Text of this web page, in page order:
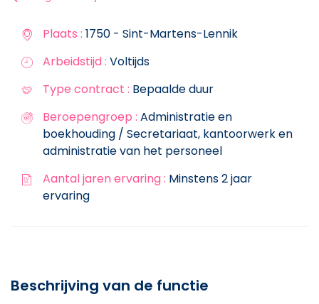
Plaats : 1750 - Sint-Martens-Lennik
Arbeidstijd : Voltijds
Type contract : Bepaalde duur
Beroepengroep : Administratie en
boekhouding / Secretariaat, kantoorwerk en
administratie van het personeel
Aantal jaren ervaring : Minstens 2 jaar
ervaring
Beschrijving van de functie